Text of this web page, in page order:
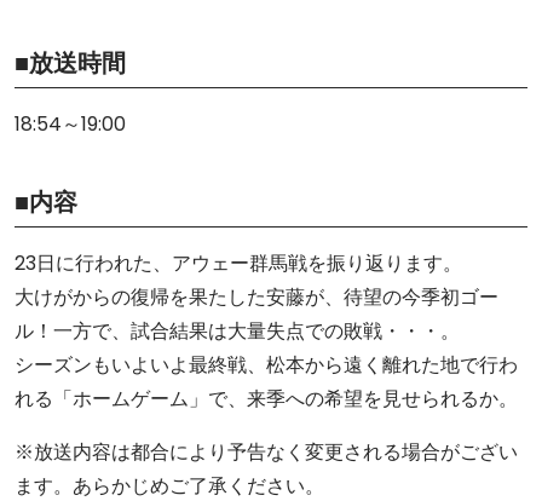
■放送時間
18:54～19:00
■内容
23日に行われた、アウェー群馬戦を振り返ります。
大けがからの復帰を果たした安藤が、待望の今季初ゴー
ル！一方で、試合結果は大量失点での敗戦・・・。
シーズンもいよいよ最終戦、松本から遠く離れた地で行わ
れる「ホームゲーム」で、来季への希望を見せられるか。
※放送内容は都合により予告なく変更される場合がござい
ます。あらかじめご了承ください。